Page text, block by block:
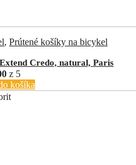
, Prútené košíky na bicykel
Credo, natural, Paris
z 5
košíka